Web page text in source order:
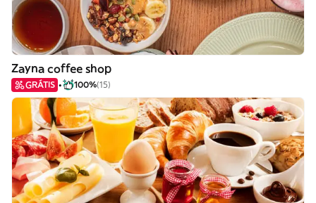
Zayna coffee shop
GRÁTIS 100%(15)